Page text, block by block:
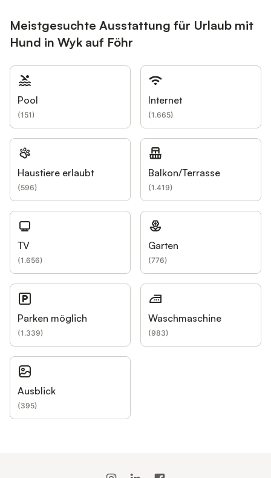
Meistgesuchte Ausstattung für Urlaub mit
Hund in Wyk auf Föhr
Pool
(151)
Internet
(1.665)
Haustiere erlaubt
(596)
Balkon/Terrasse
(1.419)
TV
(1.656)
Garten
(776)
Parken möglich
(1.339)
Waschmaschine
(983)
Ausblick
(395)